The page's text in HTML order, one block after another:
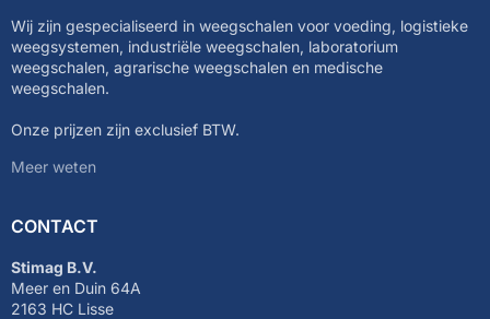
Wij zijn gespecialiseerd in weegschalen voor voeding, logistieke
weegsystemen, industriële weegschalen, laboratorium
weegschalen, agrarische weegschalen en medische
weegschalen.
Onze prijzen zijn exclusief BTW.
Meer weten
CONTACT
Stimag B.V.
Meer en Duin 64A
2163 HC Lisse